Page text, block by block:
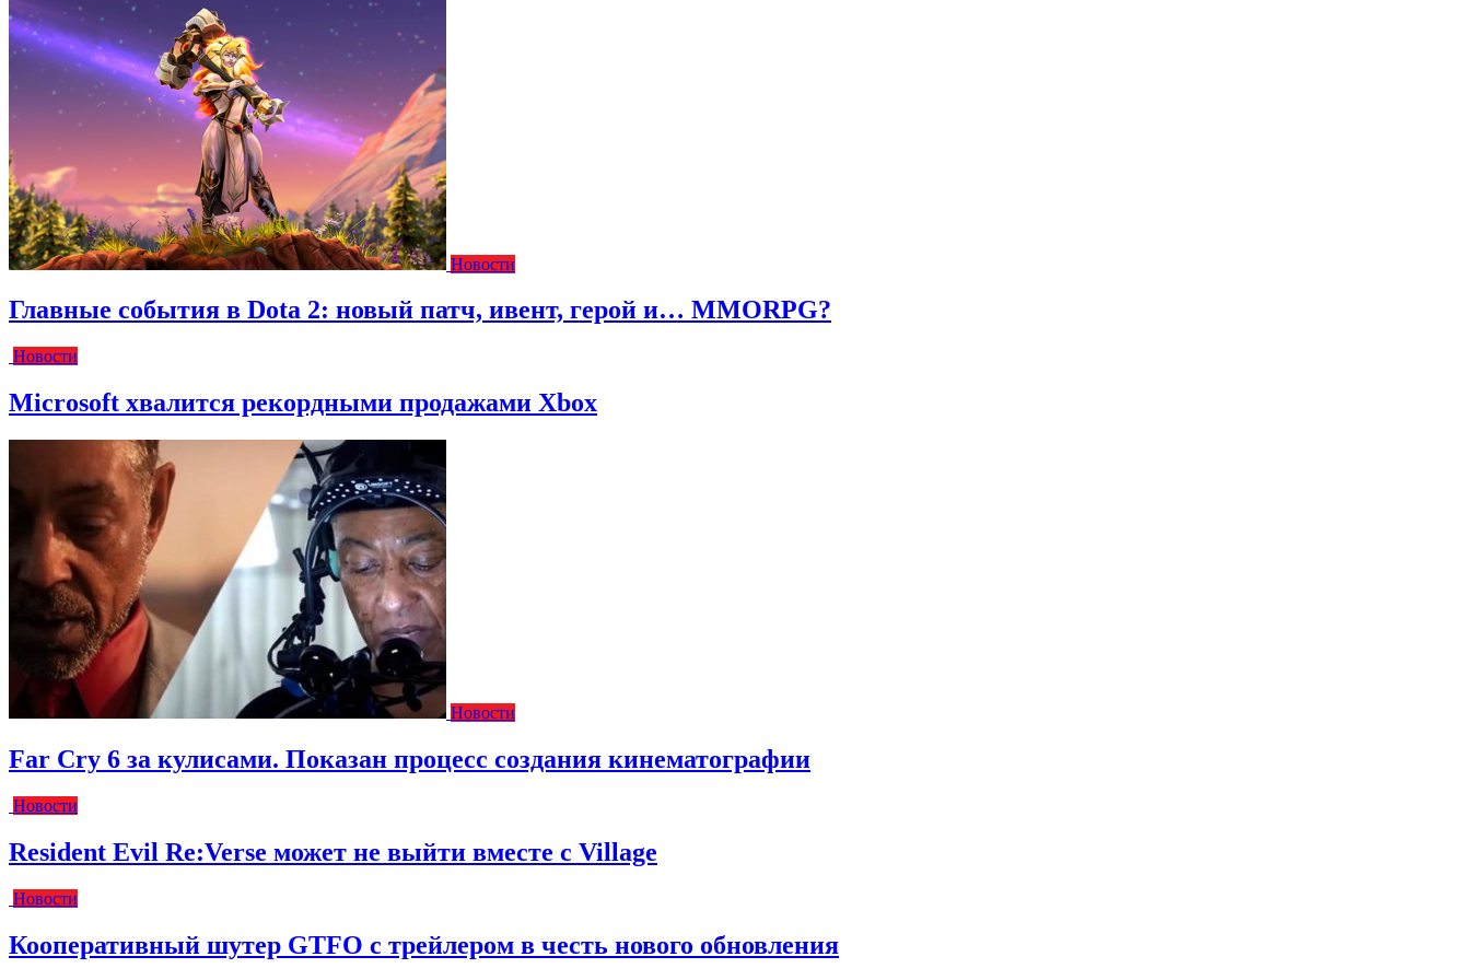
Новости
Главные события в Dota 2: новый патч, ивент, герой и… MMORPG?
Новости
Microsoft хвалится рекордными продажами Xbox
Новости
Far Cry 6 за кулисами. Показан процесс создания кинематографии
Новости
Resident Evil Re:Verse может не выйти вместе с Village
Новости
Кооперативный шутер GTFO с трейлером в честь нового обновления